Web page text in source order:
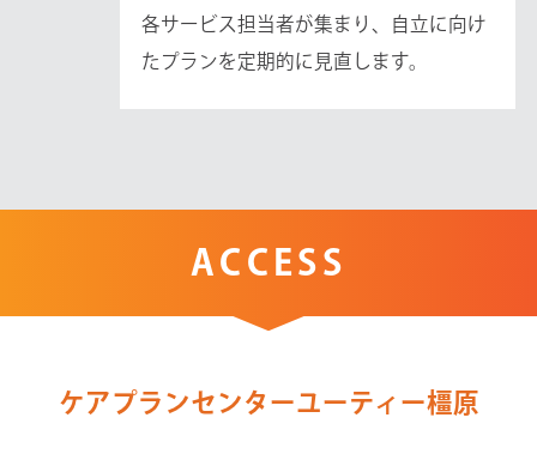
各サービス担当者が集まり、自立に向け
たプランを定期的に見直します。
ACCESS
ケアプランセンターユーティー橿原